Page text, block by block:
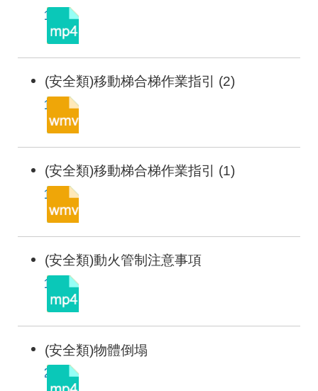
(安全類)移動梯合梯作業指引 (2)
(安全類)移動梯合梯作業指引 (1)
(安全類)動火管制注意事項
(安全類)物體倒塌